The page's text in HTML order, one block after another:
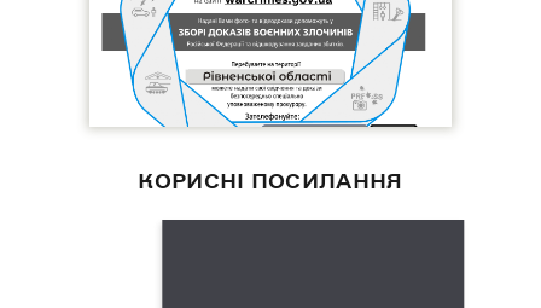
КОРИСНІ ПОСИЛАННЯ